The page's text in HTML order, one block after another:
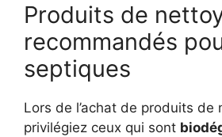
Produits de
recommandés
septiques
Lors de l’achat de produits de
privilégiez ceux qui sont